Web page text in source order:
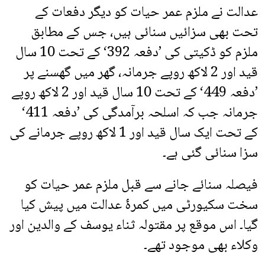
عدالت نے ملزم عمر حیات کو دیگر دفعات کے
تحت بھی سزائیں سنائی ہیں، جس کے مطابق
ملزم کو ڈکیتی کی ’دفعہ 392‘ کے تحت 10 سال
قید اور 2 لاکھ روپے جرمانہ، گھر میں گھسنے پر
’دفعہ 449‘ کے تحت 10 سال قید اور 2 لاکھ روپے
جرمانہ جب کہ اسلحہ برآمدگی کی ’دفعہ 411‘
کے تحت ایک سال قید اور 1 لاکھ روپے جرمانے کی
سزا سنائی گئی ہے۔
فیصلہ سنائے جانے سے قبل ملزم عمر حیات کو
سخت سکیورٹی میں کمرۂ عدالت میں پیش کیا
گیا۔ اس موقع پر مقتولہ ثناء یوسف کے والدین اور
وکلاء بھی موجود تھے۔